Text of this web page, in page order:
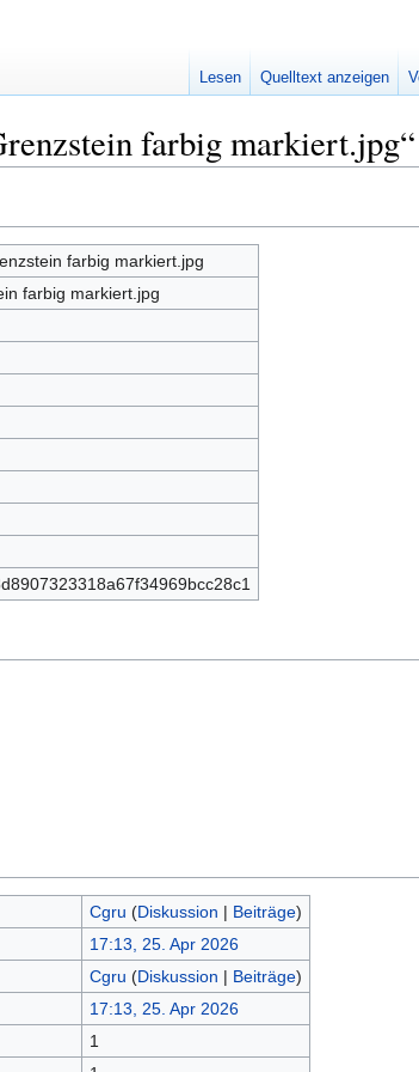
farbig markiert.jpg“
farbig markiert.jpg
farbig markiert.jpg
Cgru (Diskussion | Beiträge)
17:13, 25. Apr 2026
Cgru (Diskussion | Beiträge)
17:13, 25. Apr 2026
1
Lesen Quelltext anzeigen